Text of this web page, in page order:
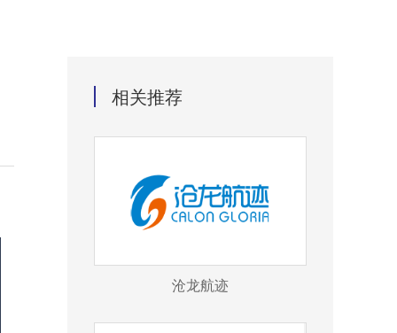
相关推荐
沧龙航迹